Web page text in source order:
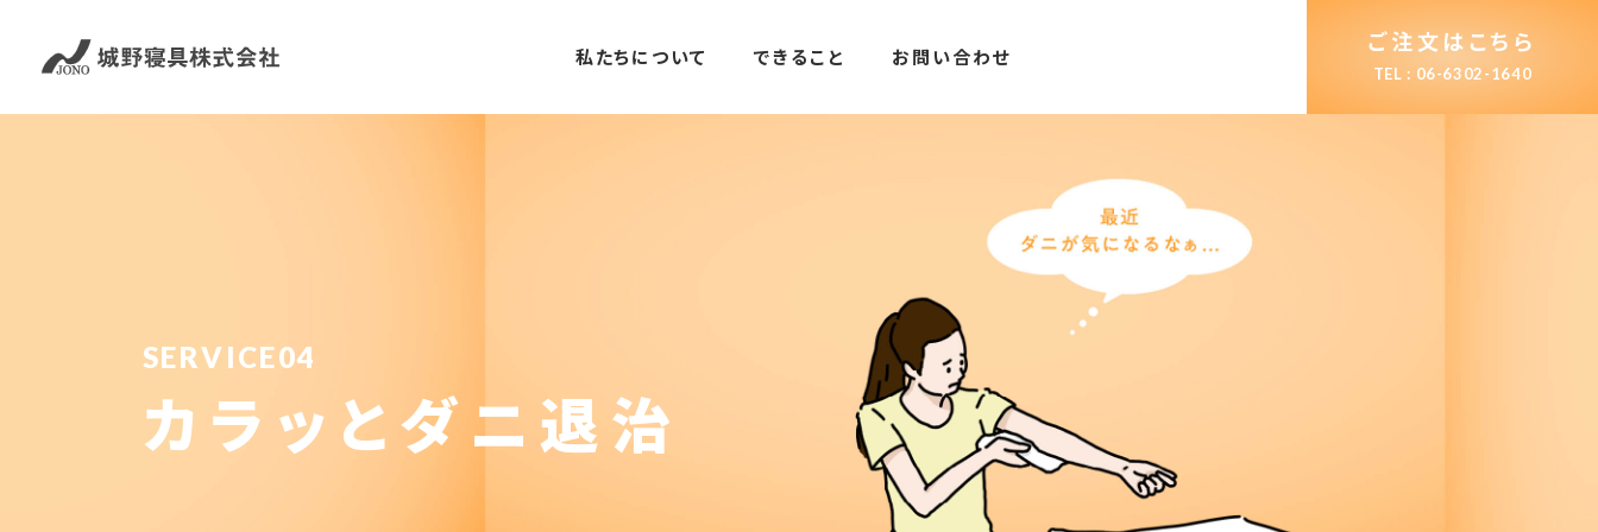
私たちについて できること お問い合わせ
ご注文はこちら
TEL : 06-6302-1640
SERVICE04
カラッとダニ退治